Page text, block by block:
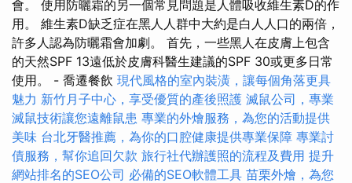
會。 使用防曬霜的另一個常見問題是人體吸收維生素D的作
用。 維生素D缺乏症在黑人人群中大約是白人人口的兩倍，
許多人認為防曬霜會加劇。 首先，一些黑人在皮膚上包含
的天然SPF 13遠低於皮膚科醫生建議的SPF 30或更多日常
使用。 - 喬遷餐飲 現代風格的室內裝潢，讓每個角落更具
魅力 新竹月子中心，享受優質的產後照護 滅鼠公司，專業
滅鼠技術讓您遠離鼠患 專業的外燴服務，為您的活動提供
美味 台北牙醫推薦，為你的口腔健康提供專業保障 專業討
債服務，幫你追回欠款 旅行社代辦護照的流程及費用 提升
網站排名的SEO公司 必備的SEO軟體工具 苗栗外燴，為您